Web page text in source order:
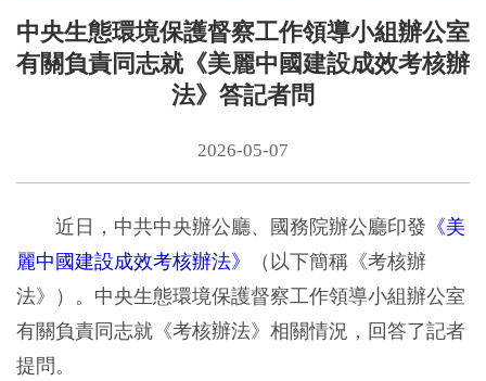
中央生態環境保護督察工作領導小組辦公室
有關負責同志就《美麗中國建設成效考核辦
法》答記者問
2026-05-07
近日，中共中央辦公廳、國務院辦公廳印發 《美
麗中國建設成效考核辦法》
（以下簡稱《考核辦
法》）。中央生態環境保護督察工作領導小組辦公室
有關負責同志就《考核辦法》相關情況，回答了記者
提問。